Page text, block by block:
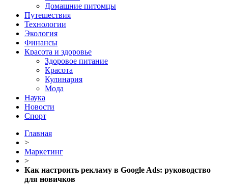
Домашние питомцы
Путешествия
Технологии
Экология
Финансы
Красота и здоровье
Здоровое питание
Красота
Кулинария
Мода
Наука
Новости
Спорт
Главная
>
Маркетинг
>
Как настроить рекламу в Google Ads: руководство
для новичков